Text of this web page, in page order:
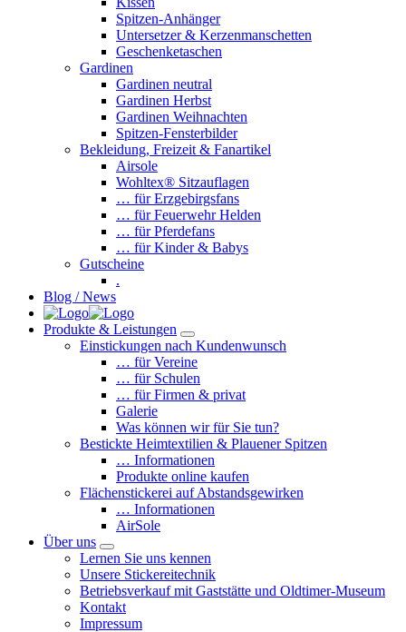
Spitzen-Anhänger
Untersetzer & Kerzenmanschetten
Geschenketaschen
Gardinen
Gardinen neutral
Gardinen Herbst
Gardinen Weihnachten
Spitzen-Fensterbilder
Bekleidung, Freizeit & Fanartikel
Airsole
Wohltex® Sitzauflagen
… für Erzgebirgsfans
… für Feuerwehr Helden
… für Pferdefans
… für Kinder & Babys
Gutscheine
.
Blog / News
Produkte & Leistungen
Einstickungen nach Kundenwunsch
… für Vereine
… für Schulen
… für Firmen & privat
Galerie
Was können wir für Sie tun?
Bestickte Heimtextilien & Plauener Spitzen
… Informationen
Produkte online kaufen
Flächenstickerei auf Abstandsgewirken
… Informationen
AirSole
Über uns
Lernen Sie uns kennen
Unsere Stickereitechnik
Betriebsverkauf mit Gaststätte und Oldtimer-Museum
Kontakt
Impressum